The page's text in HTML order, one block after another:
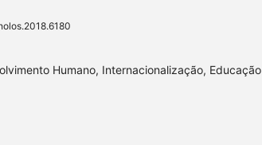
Humano, Internacionalização, Educação